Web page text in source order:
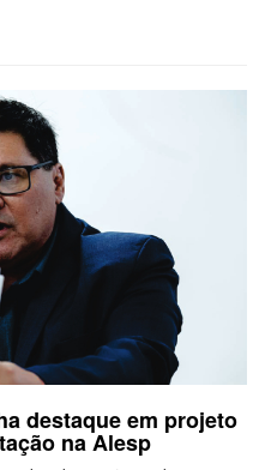
destaque em projeto
na Alesp